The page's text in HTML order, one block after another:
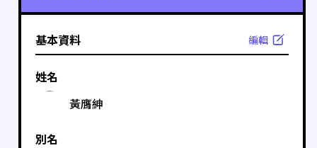
基本資料 編輯
姓名
黃膺紳
別名